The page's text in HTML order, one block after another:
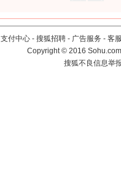
支付中心 - 搜狐招聘 - 广告服务 - 客
Copyright©2016
搜狐不良信息举